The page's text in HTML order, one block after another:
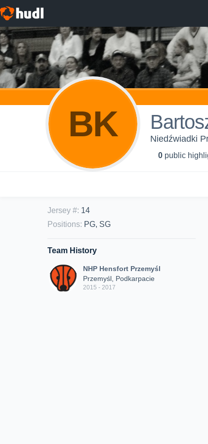
BK Niedźwiadki
0 public
Jersey #: 14
Positions: PG, SG
Team History
NHP Hensfort Przemyśl
Przemyśl, Podkarpacie
2015 - 2017